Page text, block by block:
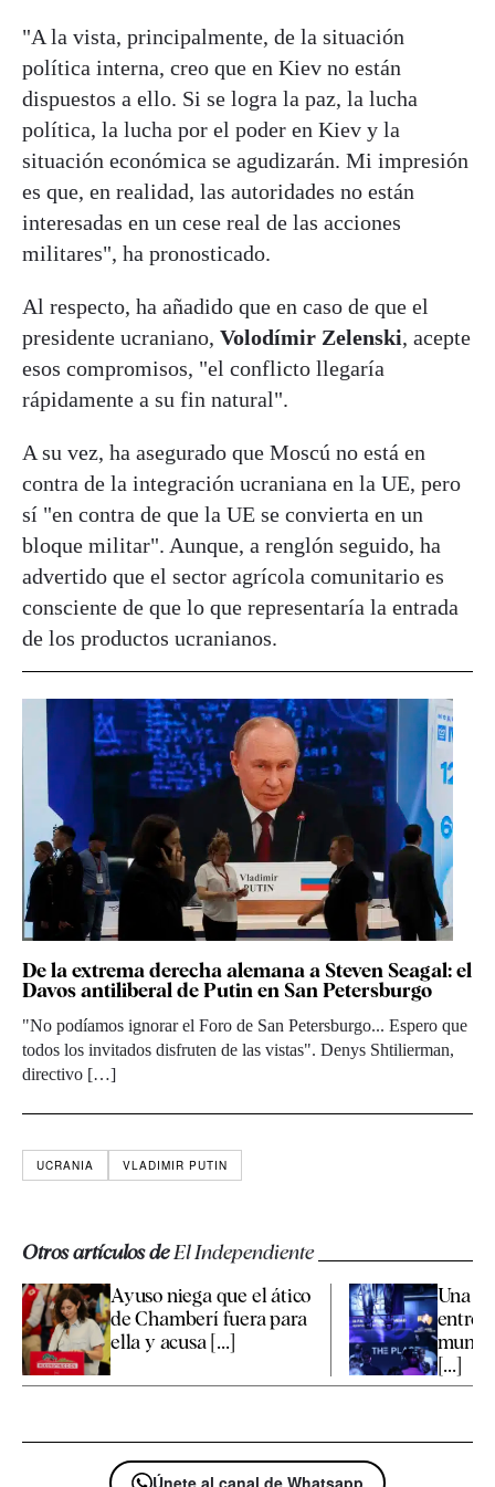
"A la vista, principalmente, de la situación
política interna, creo que en Kiev no están
dispuestos a ello. Si se logra la paz, la lucha
política, la lucha por el poder en Kiev y la
situación económica se agudizarán. Mi impresión
es que, en realidad, las autoridades no están
interesadas en un cese real de las acciones
militares", ha pronosticado.
Al respecto, ha añadido que en caso de que el
presidente ucraniano, Volodímir Zelenski, acepte
esos compromisos, "el conflicto llegaría
rápidamente a su fin natural".
A su vez, ha asegurado que Moscú no está en
contra de la integración ucraniana en la UE, pero
sí "en contra de que la UE se convierta en un
bloque militar". Aunque, a renglón seguido, ha
advertido que el sector agrícola comunitario es
consciente de que lo que representaría la entrada
de los productos ucranianos.
De la extrema derecha alemana a Steven Seagal: el
Davos antiliberal de Putin en San Petersburgo
"No podíamos ignorar el Foro de San Petersburgo... Espero que
todos los invitados disfruten de las vistas". Denys Shtilierman,
directivo […]
UCRANIA VLADIMIR PUTIN
Otros artículos deEl Independiente
Ayuso niega que el ático
de Chamberí fuera para
ella y acusa [...]
Una
entre
[...]
Únete al canal de Whatsapp